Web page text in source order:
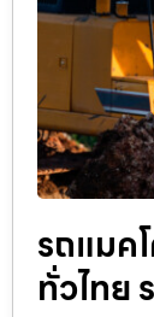
รถแมค
ทั่วไทย